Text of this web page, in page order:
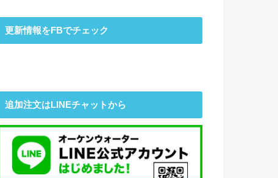
更新情報をFBでチェック
追加注文はLINEチャットから